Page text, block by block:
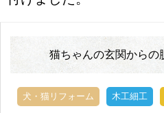
猫ちゃんの玄関からの
犬・猫リフォーム 木工細工